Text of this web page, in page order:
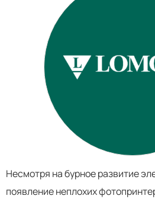
Несмотря на бурное развитие
появление неплохих